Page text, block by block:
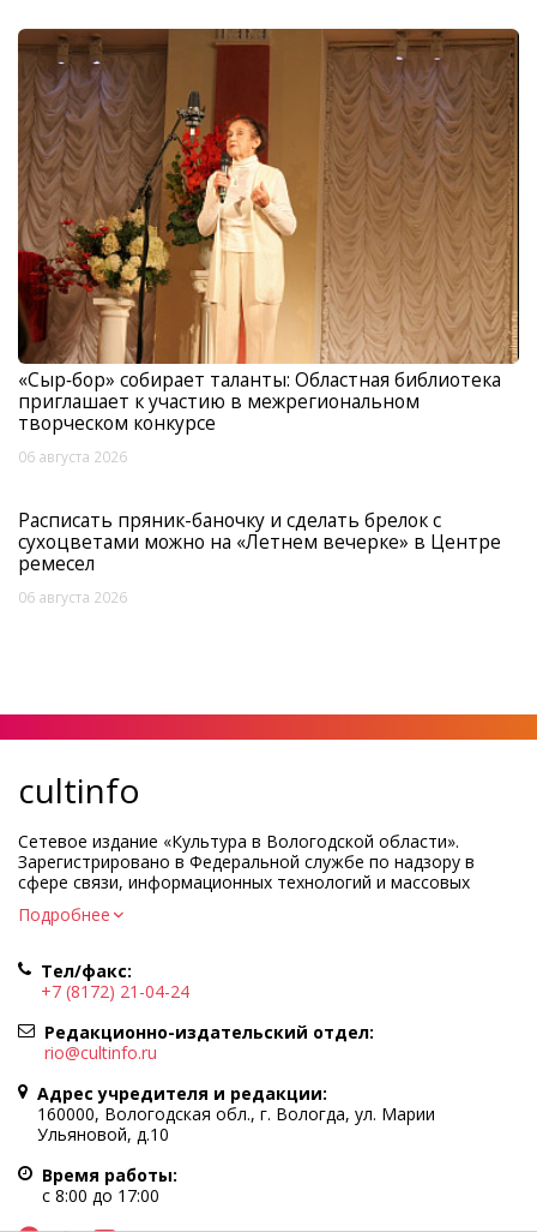
«Сыр‑бор» собирает таланты: Областная библиотека
приглашает к участию в межрегиональном
творческом конкурсе
06 августа 2026
Расписать пряник-баночку и сделать брелок с
сухоцветами можно на «Летнем вечерке» в Центре
ремесел
06 августа 2026
cultinfo
Сетевое издание «Культура в Вологодской области».
Зарегистрировано в Федеральной службе по надзору в
сфере связи, информационных технологий и массовых
коммуникаций.
Регистрационный номер и дата принятия решения о
Учредитель КУ ВО «Информационно-аналитический центр
культуры»
Адрес учредителя и редакции: 160000, Вологодская обл., г.
Вологда, ул. Марии Ульяновой, д.10
Главный редактор — Легчанова Елена Григорьевна
Политика в отношении обработки персональных данных
При полном или частичном использовании информации
портала гиперссылка на cultinfo.ru обязательна.
Редакция не несет ответственности за достоверность
информации, содержащейся в рекламных объявлениях.
Подробнее
Тел/факс:
+7 (8172) 21-04-24
Редакционно-издательский отдел:
rio@cultinfo.ru
Адрес учредителя и редакции:
160000, Вологодская обл., г. Вологда, ул. Марии
Ульяновой, д.10
Время работы:
с 8:00 до 17:00